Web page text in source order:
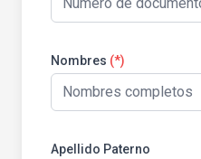
Nombres (*)
Apellido Paterno